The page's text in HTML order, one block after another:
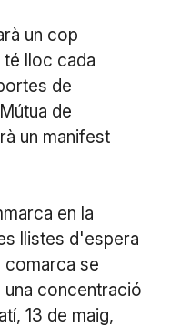
un cop
té lloc cada
de
de
un manifest
en la
llistes d'espera
comarca se
una concentració
13 de maig,